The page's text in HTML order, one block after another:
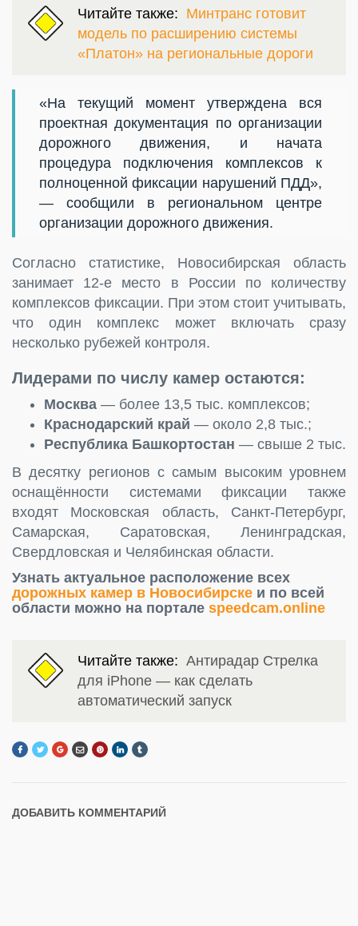
Читайте также: Минтранс готовит
модель по расширению системы
«Платон» на региональные дороги
«На текущий момент утверждена вся
проектная документация по организации
дорожного движения, и начата
процедура подключения комплексов к
полноценной фиксации нарушений ПДД»,
— сообщили в региональном центре
организации дорожного движения.
Согласно статистике, Новосибирская область
занимает 12-е место в России по количеству
комплексов фиксации. При этом стоит учитывать,
что один комплекс может включать сразу
несколько рубежей контроля.
Лидерами по числу камер остаются:
Москва — более 13,5 тыс. комплексов;
Краснодарский край — около 2,8 тыс.;
Республика Башкортостан — свыше 2 тыс.
В десятку регионов с самым высоким уровнем
оснащённости системами фиксации также
входят Московская область, Санкт-Петербург,
Самарская, Саратовская, Ленинградская,
Свердловская и Челябинская области.
Узнать актуальное расположение всех
дорожных камер в Новосибирске и по всей
области можно на портале speedcam.online
Читайте также: Антирадар Стрелка
для iPhone — как сделать
автоматический запуск
ДОБАВИТЬ КОММЕНТАРИЙ